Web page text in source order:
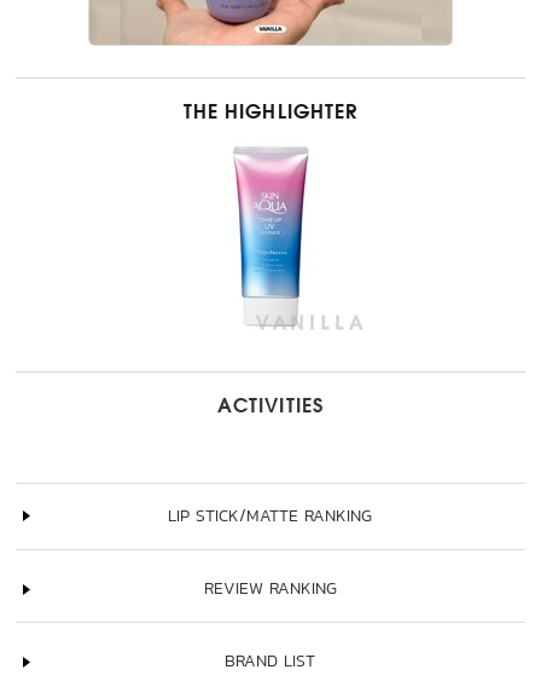
THE HIGHLIGHTER
ACTIVITIES
LIP STICK/MATTE RANKING
REVIEW RANKING
BRAND LIST